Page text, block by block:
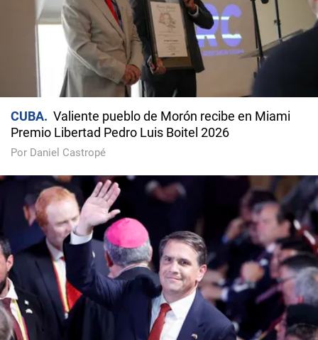
CUBA
Valiente pueblo de Morón recibe en Miami
Premio Libertad Pedro Luis Boitel 2026
Por Daniel Castropé